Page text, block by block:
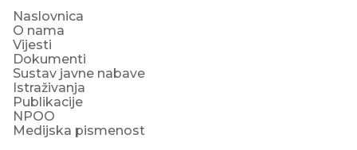
Naslovnica
O nama
Vijesti
Dokumenti
Sustav javne nabave
Istraživanja
Publikacije
NPOO
Medijska pismenost